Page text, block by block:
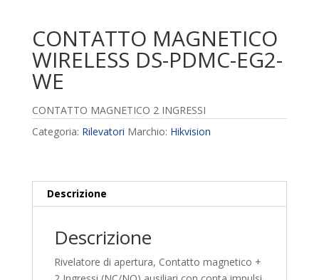
CONTATTO MAGNETICO
WIRELESS DS-PDMC-EG2-
WE
CONTATTO MAGNETICO 2 INGRESSI
Categoria: Rilevatori Marchio: Hikvision
Descrizione
Descrizione
Rivelatore di apertura, Contatto magnetico +